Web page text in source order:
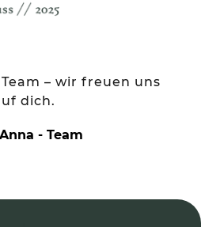
– wir freuen uns
dich.
- Team